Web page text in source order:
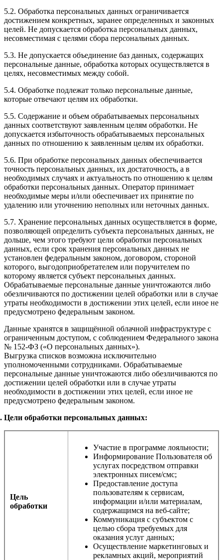
5.2. Обработка персональных данных ограничивается
достижением конкретных, заранее определенных и законных
целей. Не допускается обработка персональных данных,
несовместимая с целями сбора персональных данных.
5.3. Не допускается объединение баз данных, содержащих
персональные данные, обработка которых осуществляется в
целях, несовместимых между собой.
5.4. Обработке подлежат только персональные данные,
которые отвечают целям их обработки.
5.5. Содержание и объем обрабатываемых персональных
данных соответствуют заявленным целям обработки. Не
допускается избыточность обрабатываемых персональных
данных по отношению к заявленным целям их обработки.
5.6. При обработке персональных данных обеспечивается
точность персональных данных, их достаточность, а в
необходимых случаях и актуальность по отношению к целям
обработки персональных данных. Оператор принимает
необходимые меры и/или обеспечивает их принятие по
удалению или уточнению неполных или неточных данных.
5.7. Хранение персональных данных осуществляется в форме,
позволяющей определить субъекта персональных данных, не
дольше, чем этого требуют цели обработки персональных
данных, если срок хранения персональных данных не
установлен федеральным законом, договором, стороной
которого, выгодоприобретателем или поручителем по
которому является субъект персональных данных.
Обрабатываемые персональные данные уничтожаются либо
обезличиваются по достижении целей обработки или в случае
утраты необходимости в достижении этих целей, если иное не
предусмотрено федеральным законом.
Данные хранятся в защищённой облачной инфраструктуре с
ограниченным доступом, с соблюдением Федерального закона
№ 152-ФЗ («О персональных данных»).
Выгрузка списков возможна исключительно
уполномоченными сотрудниками. Обрабатываемые
персональные данные уничтожаются либо обезличиваются по
достижении целей обработки или в случае утраты
необходимости в достижении этих целей, если иное не
предусмотрено федеральным законом.
Цели обработки персональных данных:
Цель
обработки
Участие в программе лояльности;
Информирование Пользователя об
услугах посредством отправки
электронных писем/смс;
Предоставление доступа
пользователям к сервисам,
информации и/или материалам,
содержащимся на веб-сайте;
Коммуникация с субъектом с
целью сбора требуемых для
оказания услуг данных;
Осуществление маркетинговых и
рекламных акций, мероприятий